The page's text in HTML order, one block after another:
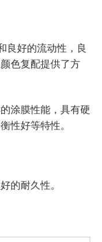
良好的流动性，良
色复配提供了方
涂膜性能，具有硬
性好等特性。
的耐久性。